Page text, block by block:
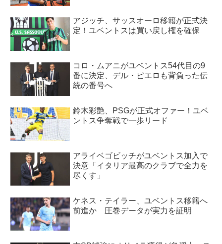
アジッチ、サッスオーロ移籍が正式決
定！ユベントスは買い戻し権を確保
コロ・ムアニがユベントス54代目の9
番に決定、デル・ピエロも背負った伝
統の番号へ
鈴木彩艶、PSGが正式オファー！ユベ
ントス争奪戦で一歩リード
アライベゴビッチがユベントス加入で
決意「イタリア最高のクラブで全力を
尽くす」
ケネス・テイラー、ユベントス移籍へ
前進か 圧巻データが実力を証明